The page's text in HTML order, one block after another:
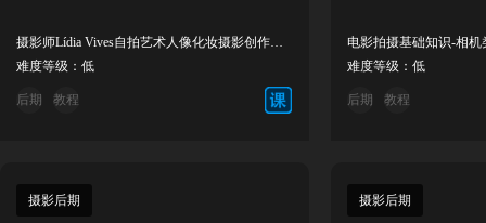
摄影师Lídia Vives自拍艺术人像化妆摄影创作教程中英字幕
难度等级：低
后期 教程
难度等级：低
后期 教程
摄影后期 摄影后期